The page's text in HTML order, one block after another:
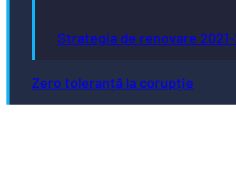
Strategia de renovare
Zero toleranță la corupție